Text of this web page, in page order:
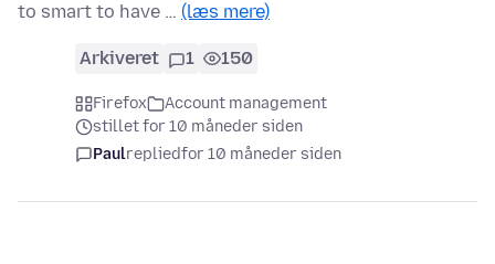
to smart to have … (læs mere)
Arkiveret 1 150
Firefox
Account management
stillet for 10 måneder siden
Paulrepliedfor 10 måneder siden